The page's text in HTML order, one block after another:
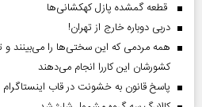
قطعه گمشده پازل کهکشانی‌ها
دربی دوباره خارج از تهران!
همه مردمی که این سختی‌ها را می‌بینند و
کشورشان این کاررا انجام می‌دهند
پاسخ قانون به خشونت در قاب اینستاگرام